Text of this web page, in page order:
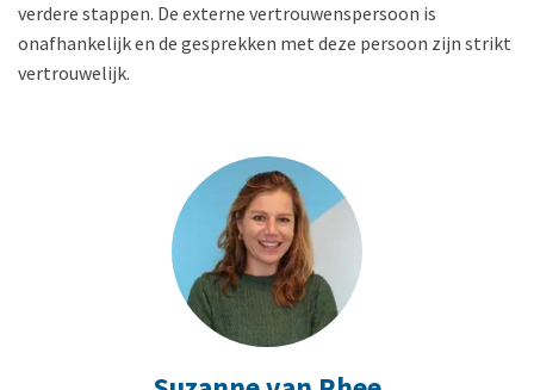
verdere stappen. De externe vertrouwenspersoon is
onafhankelijk en de gesprekken met deze persoon zijn strikt
vertrouwelijk.